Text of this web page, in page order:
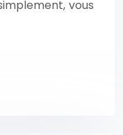
vous